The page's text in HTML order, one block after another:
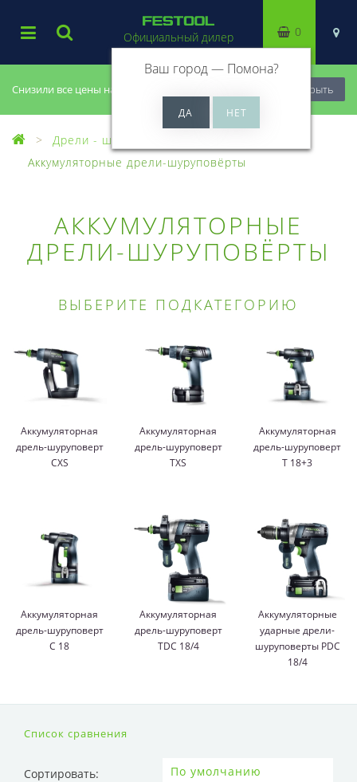
Снизили все цены на 20%, успей купить! Закрыть
Официальный дилер
Ваш город — Помона?
0
Дрели - шуруповерты
Аккумуляторные дрели-шуруповёрты
АККУМУЛЯТОРНЫЕ
ДРЕЛИ-ШУРУПОВЁРТЫ
ВЫБЕРИТЕ ПОДКАТЕГОРИЮ
Аккумуляторная
дрель-шуруповерт
CXS
Аккумуляторная
дрель-шуруповерт
TXS
Аккумуляторная
дрель-шуруповерт
T 18+3
Аккумуляторная
дрель-шуруповерт
C 18
Аккумуляторная
дрель-шуруповерт
TDC 18/4
Аккумуляторные
ударные дрели-
шуруповерты PDC
18/4
Список сравнения
Сортировать: